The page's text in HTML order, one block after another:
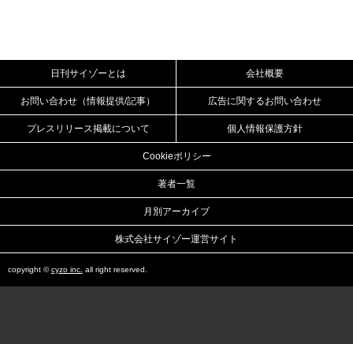
日刊サイゾーとは 会社概要
お問い合わせ（情報提供/記事） 広告に関するお問い合わせ
プレスリリース掲載について 個人情報保護方針
Cookieポリシー
著者一覧
月別アーカイブ
株式会社サイゾー運営サイト
copyright ©cyzo inc. all right reserved.